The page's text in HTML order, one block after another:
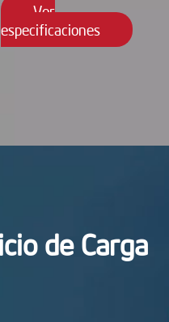
Ver
especificaciones
de Carga